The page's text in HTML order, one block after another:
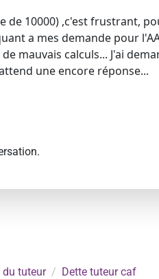
de 10000) ,c'est frustrant,
a mes demande pour
mauvais calculs... J'ai
une encore réponse...
du tuteur Dette tuteur caf